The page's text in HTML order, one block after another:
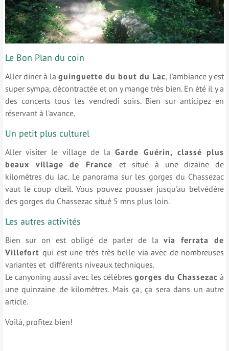
Le Bon Plan du coin
Aller diner à la guinguette du bout du Lac, l'ambiance y est
super sympa, décontractée et on y mange très bien. En été il y a
des concerts tous les vendredi soirs. Bien sur anticipez en
réservant à l'avance.
Un petit plus culturel
Aller visiter le village de la Garde Guérin, classé plus
beaux village de Franceet situé à une dizaine de
kilomètres du lac. Le panorama sur les gorges du Chassezac
vaut le coup d'œil. Vous pouvez pousser jusqu'au belvédère
des gorges du Chassezac situé 5 mns plus loin.
Les autres activités
Bien sur on est obligé de parler de lavia ferrata de
Villefortqui est une très très belle via avec de nombreuses
variantes et différents niveaux techniques.
Le canyoning aussi avec les célèbresgorges du Chassezac à
une quinzaine de kilomètres. Mais ça, ça sera dans un autre
article.
Voilà, profitez bien!